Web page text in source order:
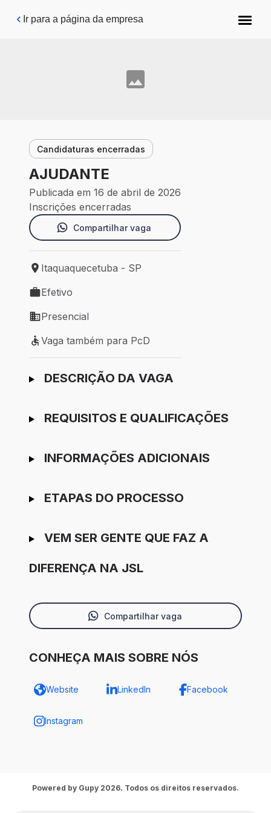
Pular para o conteúdo principal
Ir para a página da empresa
Candidaturas encerradas
AJUDANTE
Publicada em 16 de abril de 2026
Inscrições encerradas
Compartilhar vaga
Local de trabalho: Itaquaquecetuba - SP
Itaquaquecetuba - SP
Tipo de vaga: Efetivo
Efetivo
Modelo de trabalho: Presencial
Presencial
Vaga também para PcD
Vaga também para PcD
Ir para candidatura
DESCRIÇÃO DA VAGA
REQUISITOS E QUALIFICAÇÕES
INFORMAÇÕES ADICIONAIS
ETAPAS DO PROCESSO
VEM SER GENTE QUE FAZ A
DIFERENÇA NA JSL
Compartilhar vaga
CONHEÇA MAIS SOBRE NÓS
Website LinkedIn Facebook
Instagram
Powered by Gupy 2026. Todos os direitos reservados.